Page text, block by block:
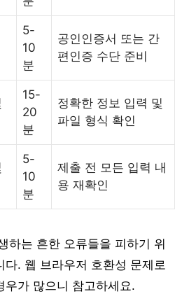
5-
10
분
공인인증서 또는 간
편인증 수단 준비
15-
20
분
정확한 정보 입력 및
파일 형식 확인
5-
10
분
제출 전 모든 입력 내
용 재확인
하는 흔한 오류들을 피하기 위
다. 웹 브라우저 호환성 문제로
우가 많으니 참고하세요.